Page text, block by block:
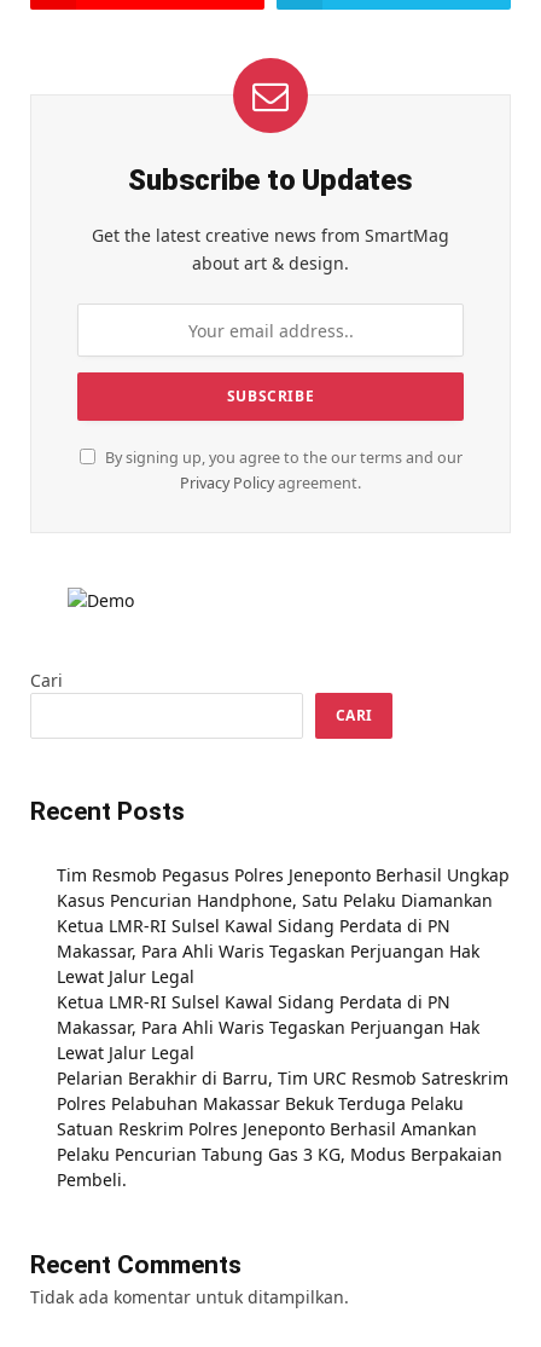
Subscribe to Updates
Get the latest creative news from SmartMag
about art & design.
By signing up, you agree to the our terms and our
Privacy Policyagreement.
Cari
CARI
Recent Posts
Tim Resmob Pegasus Polres Jeneponto Berhasil Ungkap
Kasus Pencurian Handphone, Satu Pelaku Diamankan
Ketua LMR-RI Sulsel Kawal Sidang Perdata di PN
Makassar, Para Ahli Waris Tegaskan Perjuangan Hak
Lewat Jalur Legal
Ketua LMR-RI Sulsel Kawal Sidang Perdata di PN
Makassar, Para Ahli Waris Tegaskan Perjuangan Hak
Lewat Jalur Legal
Pelarian Berakhir di Barru, Tim URC Resmob Satreskrim
Polres Pelabuhan Makassar Bekuk Terduga Pelaku
Satuan Reskrim Polres Jeneponto Berhasil Amankan
Pelaku Pencurian Tabung Gas 3 KG, Modus Berpakaian
Pembeli.
Recent Comments
Tidak ada komentar untuk ditampilkan.